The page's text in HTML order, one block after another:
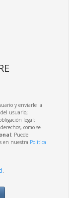
y enviarle la
usuario;
legal;
como se
: Puede
en nuestra Política
.